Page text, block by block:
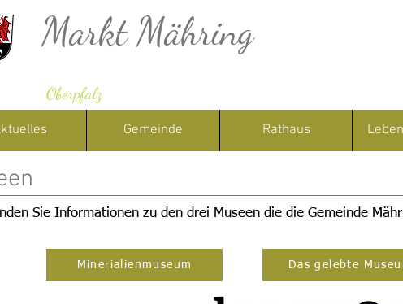
Markt Mähring
Oberpfalz
Gemeinde Rathaus
Sie Informationen zu den drei Museen die die Gemeinde
Minerialienmuseum Das gelebte